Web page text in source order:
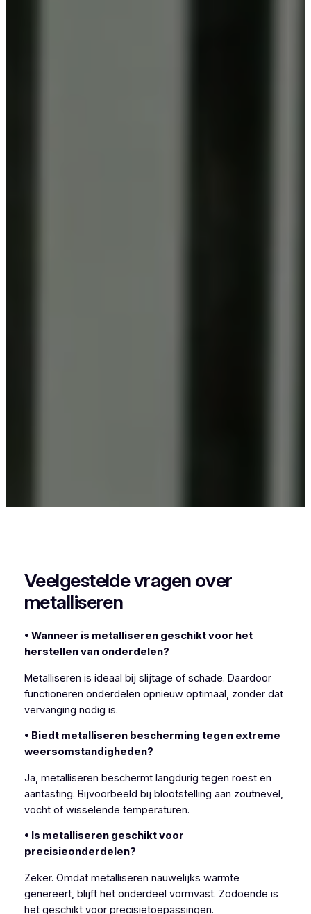
Veelgestelde vragen over
metalliseren
• Wanneer is metalliseren geschikt voor het
herstellen van onderdelen?
Metalliseren is ideaal bij slijtage of schade. Daardoor
functioneren onderdelen opnieuw optimaal, zonder dat
vervanging nodig is.
• Biedt metalliseren bescherming tegen extreme
weersomstandigheden?
Ja, metalliseren beschermt langdurig tegen roest en
aantasting. Bijvoorbeeld bij blootstelling aan zoutnevel,
vocht of wisselende temperaturen.
• Is metalliseren geschikt voor
precisieonderdelen?
Zeker. Omdat metalliseren nauwelijks warmte
genereert, blijft het onderdeel vormvast. Zodoende is
het geschikt voor precisietoepassingen.